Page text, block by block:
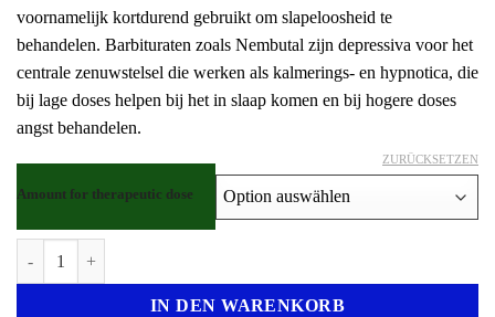
voornamelijk kortdurend gebruikt om slapeloosheid te
behandelen. Barbituraten zoals Nembutal zijn depressiva voor het
centrale zenuwstelsel die werken als kalmerings- en hypnotica, die
bij lage doses helpen bij het in slaap komen en bij hogere doses
angst behandelen.
Amount for therapeutic dose
ZURÜCKSETZEN
IN DEN WARENKORB